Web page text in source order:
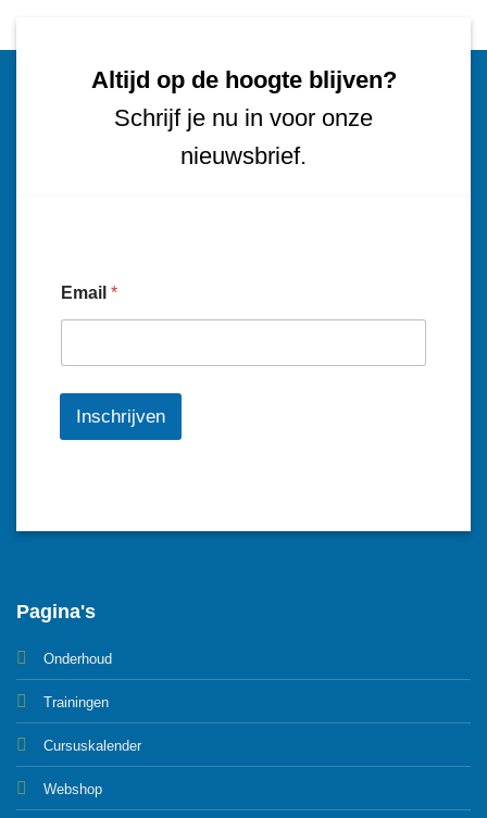
Altijd op de hoogte blijven?
Schrijf je nu in voor onze
nieuwsbrief.
Email *
Inschrijven
Pagina's
Onderhoud
Trainingen
Cursuskalender
Webshop